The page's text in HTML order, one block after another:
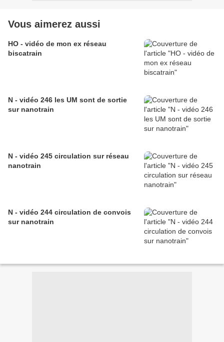
Vous aimerez aussi
HO - vidéo de mon ex réseau
biscatrain
N - vidéo 246 les UM sont de sortie
sur nanotrain
N - vidéo 245 circulation sur réseau
nanotrain
N - vidéo 244 circulation de convois
sur nanotrain